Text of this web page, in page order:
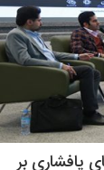
پافشاری بر